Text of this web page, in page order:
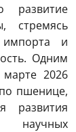
развитие
стремясь
и
Одним
2026
пшенице,
развития
научных